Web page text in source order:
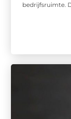
bedrijfsruimte.